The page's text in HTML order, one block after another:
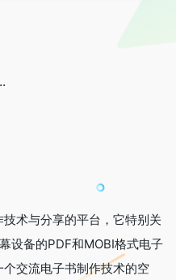
术与分享的平台，它特别关
设备的PDF和MOBI格式电子
交流电子书制作技术的空